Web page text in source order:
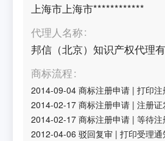
上海市上海市************
代理人名称
邦信（北京）知识产权代理
商标流程
2014-09-04 商标注册申请 |打印注
2014-02-17 商标注册申请 |注册证
2014-02-17 商标注册申请 |等待注
2012-04-06 驳回复审 |打印受理通